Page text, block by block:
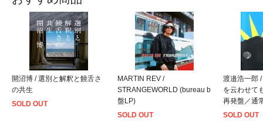
開沼博 / 選別と解釈と饒舌さ
の共生
SOLD OUT
MARTIN REV /
STRANGEWORLD (bureau b
盤LP)
SOLD OUT
渡邉浩一郎
を云わせて
再発盤／通
SOLD OUT